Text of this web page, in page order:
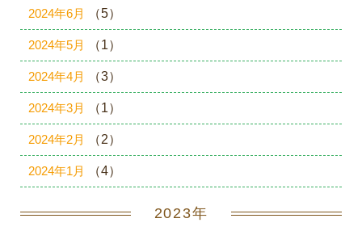
2024年6月 （5）
2024年5月 （1）
2024年4月 （3）
2024年3月 （1）
2024年2月 （2）
2024年1月 （4）
2023年